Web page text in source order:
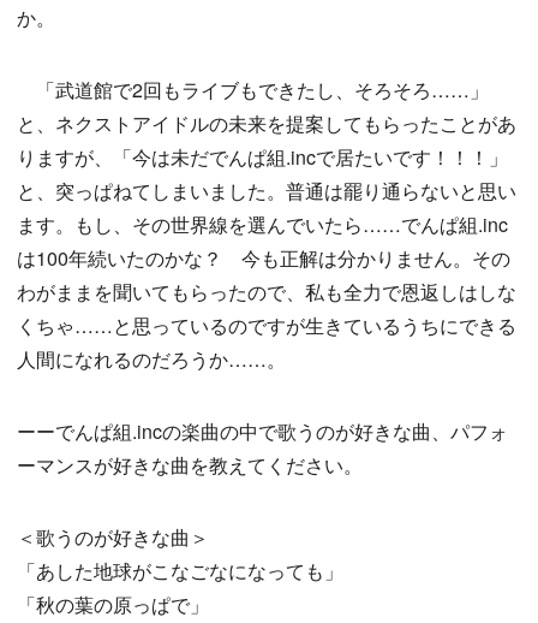
か。
「武道館で2回もライブもできたし、そろそろ……」
と、ネクストアイドルの未来を提案してもらったことがあ
りますが、「今は未だでんぱ組.incで居たいです！！！」
と、突っぱねてしまいました。普通は罷り通らないと思い
ます。もし、その世界線を選んでいたら……でんぱ組.inc
は100年続いたのかな？ 今も正解は分かりません。その
わがままを聞いてもらったので、私も全力で恩返しはしな
くちゃ……と思っているのですが生きているうちにできる
人間になれるのだろうか……。
ーーでんぱ組.incの楽曲の中で歌うのが好きな曲、パフォ
ーマンスが好きな曲を教えてください。
＜歌うのが好きな曲＞
「あした地球がこなごなになっても」
「秋の葉の原っぱで」